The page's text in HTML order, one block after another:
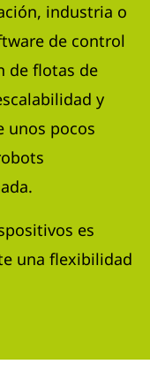
industria o
de control
de flotas de
y
unos pocos
es
una flexibilidad